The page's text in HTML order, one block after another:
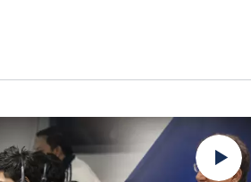
Pelea contra la informalidad